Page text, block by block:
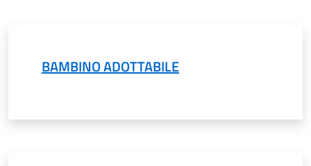
BAMBINO ADOTTABILE